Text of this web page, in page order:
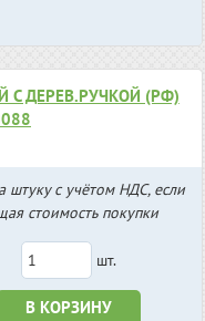
ДЕРЕВ.РУЧКОЙ (РФ)
штуку с учётом НДС, если
стоимость покупки
шт.
В КОРЗИНУ